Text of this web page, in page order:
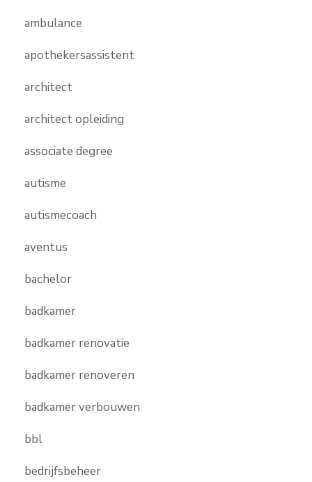
ambulance
apothekersassistent
architect
architect opleiding
associate degree
autisme
autismecoach
aventus
bachelor
badkamer
badkamer renovatie
badkamer renoveren
badkamer verbouwen
bbl
bedrijfsbeheer